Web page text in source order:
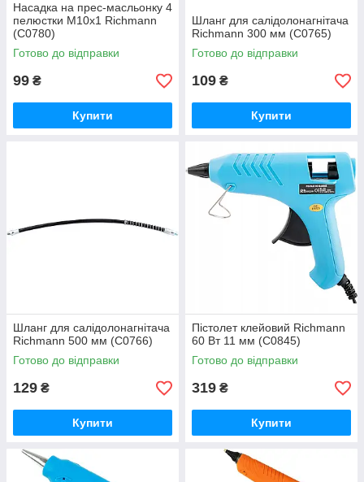
Насадка на прес-масльонку 4
пелюстки М10х1 Richmann
(C0780)
Готово до відправки
99 ₴
Купити
Шланг для салідолонагнітача
Richmann 300 мм (C0765)
Готово до відправки
109 ₴
Купити
Шланг для салідолонагнітача
Richmann 500 мм (C0766)
Готово до відправки
129 ₴
Купити
Пістолет клейовий Richmann
60 Вт 11 мм (C0845)
Готово до відправки
319 ₴
Купити